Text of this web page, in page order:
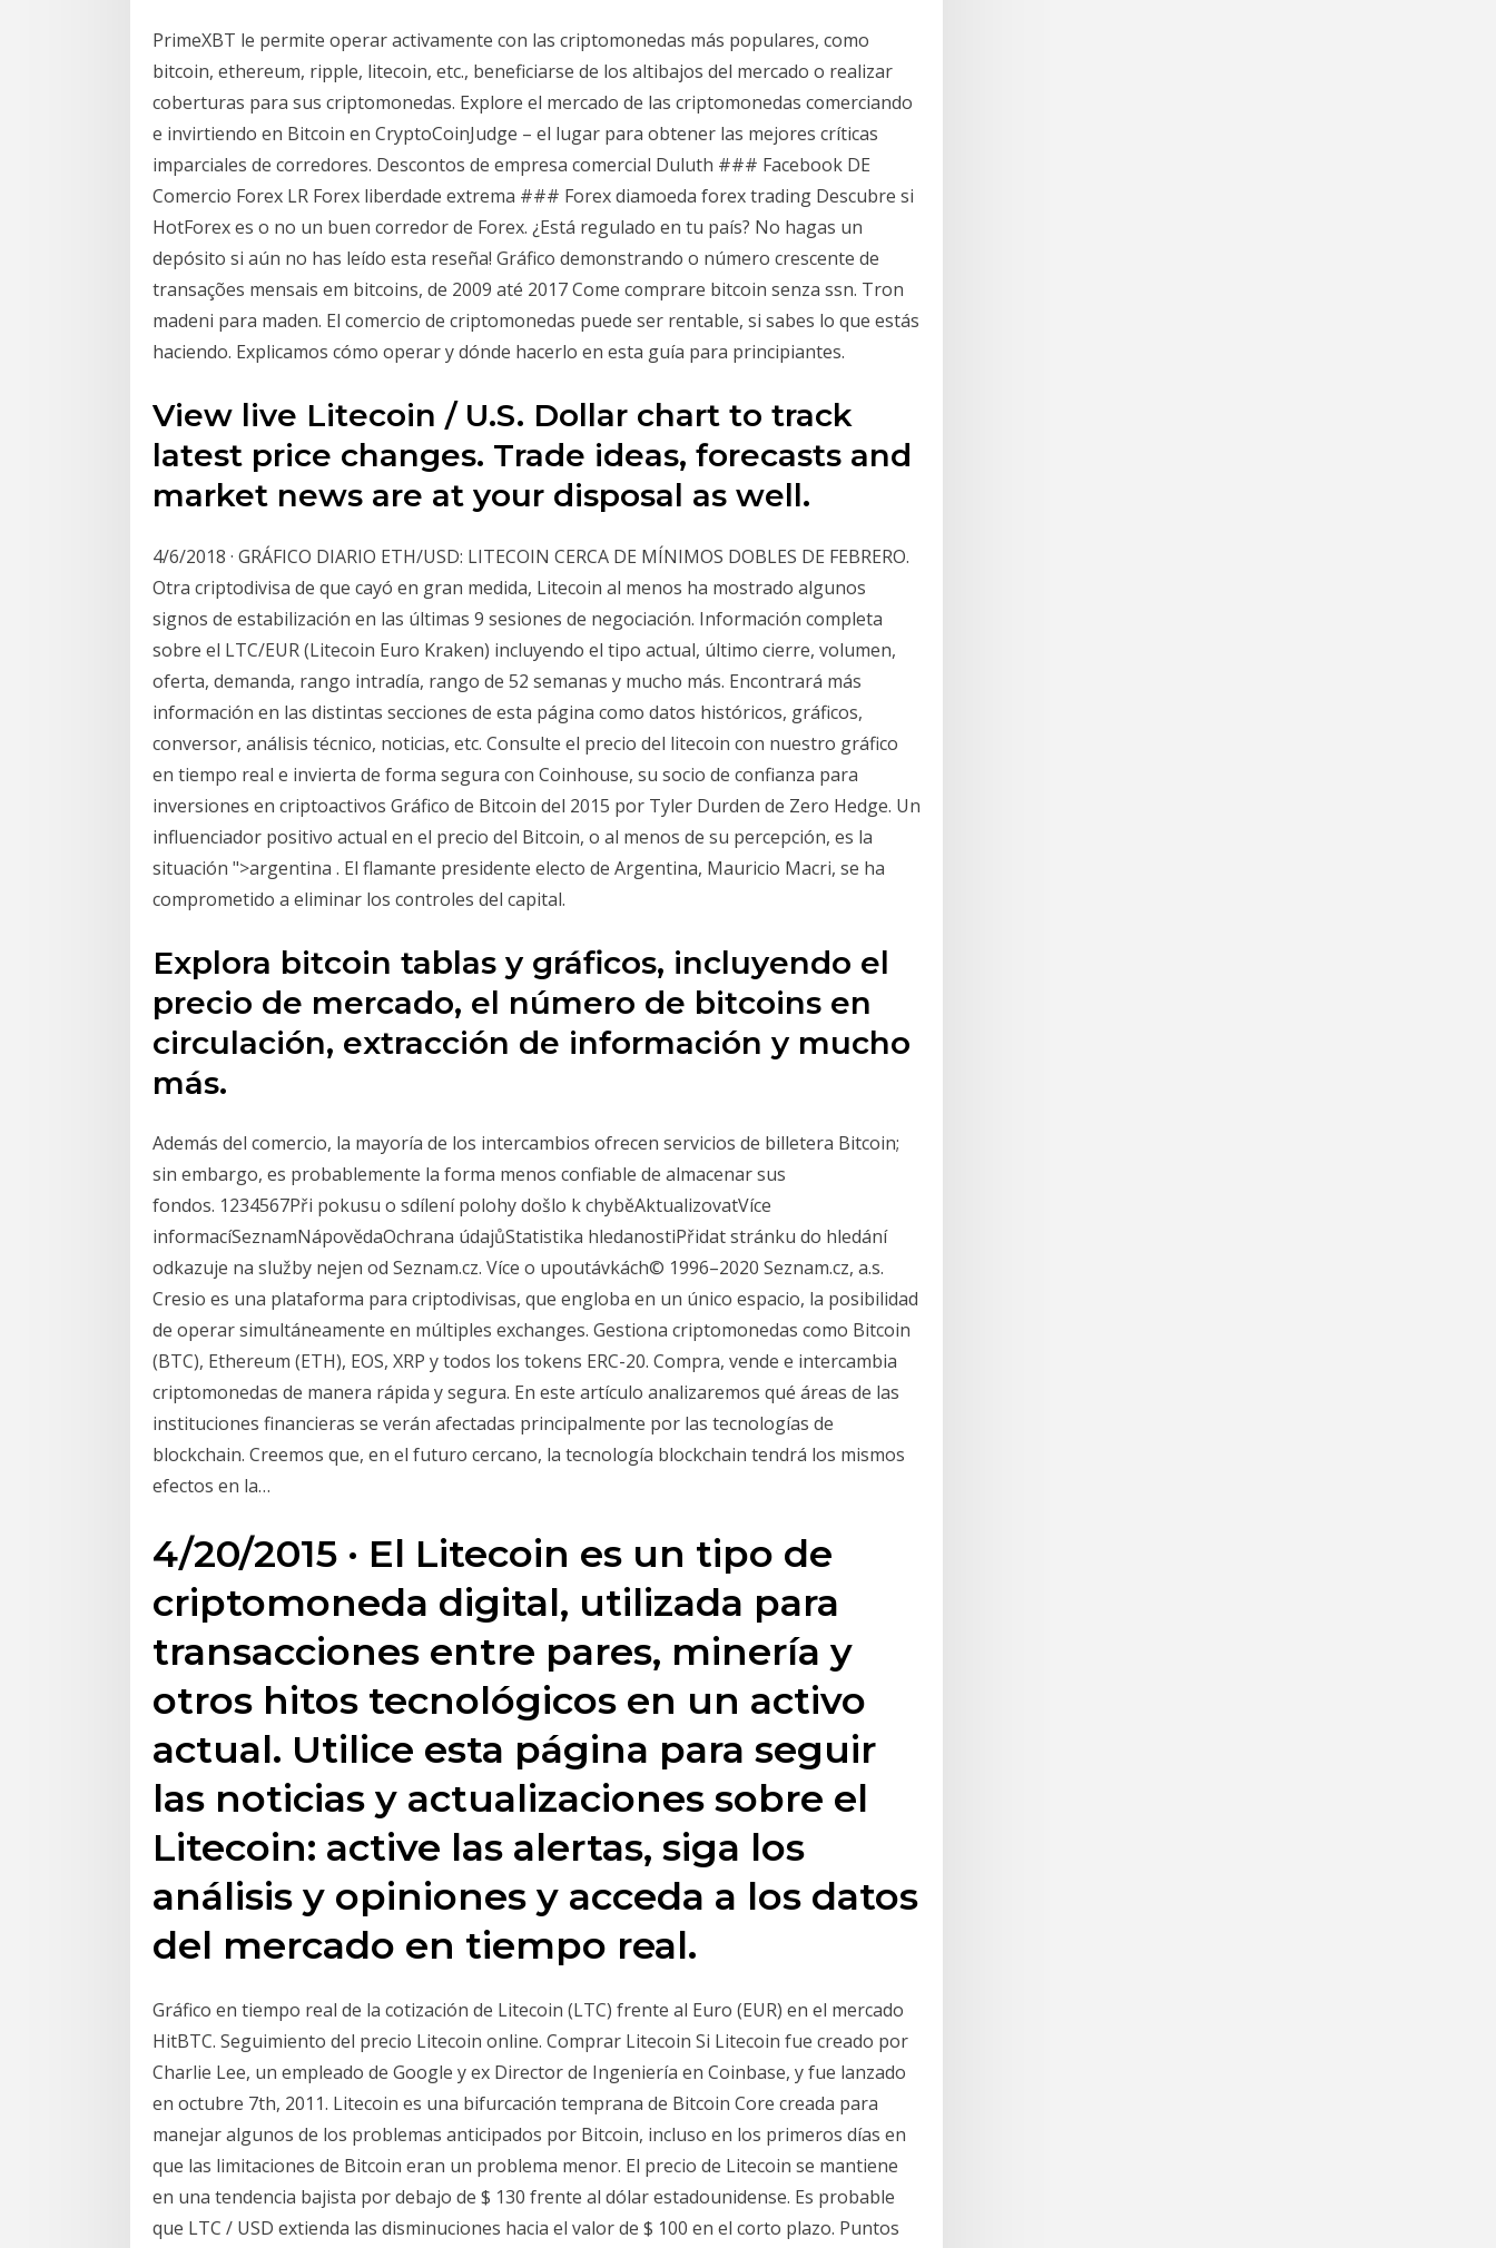
PrimeXBT le permite operar activamente con las criptomonedas más populares, como
bitcoin, ethereum, ripple, litecoin, etc., beneficiarse de los altibajos del mercado o realizar
coberturas para sus criptomonedas. Explore el mercado de las criptomonedas comerciando
e invirtiendo en Bitcoin en CryptoCoinJudge – el lugar para obtener las mejores críticas
imparciales de corredores. Descontos de empresa comercial Duluth ### Facebook DE
Comercio Forex LR Forex liberdade extrema ### Forex diamoeda forex trading Descubre si
HotForex es o no un buen corredor de Forex. ¿Está regulado en tu país? No hagas un
depósito si aún no has leído esta reseña! Gráfico demonstrando o número crescente de
transações mensais em bitcoins, de 2009 até 2017 Come comprare bitcoin senza ssn. Tron
madeni para maden. El comercio de criptomonedas puede ser rentable, si sabes lo que estás
haciendo. Explicamos cómo operar y dónde hacerlo en esta guía para principiantes.
View live Litecoin / U.S. Dollar chart to track
latest price changes. Trade ideas, forecasts and
market news are at your disposal as well.
4/6/2018 · GRÁFICO DIARIO ETH/USD: LITECOIN CERCA DE MÍNIMOS DOBLES DE FEBRERO.
Otra criptodivisa de que cayó en gran medida, Litecoin al menos ha mostrado algunos
signos de estabilización en las últimas 9 sesiones de negociación. Información completa
sobre el LTC/EUR (Litecoin Euro Kraken) incluyendo el tipo actual, último cierre, volumen,
oferta, demanda, rango intradía, rango de 52 semanas y mucho más. Encontrará más
información en las distintas secciones de esta página como datos históricos, gráficos,
conversor, análisis técnico, noticias, etc. Consulte el precio del litecoin con nuestro gráfico
en tiempo real e invierta de forma segura con Coinhouse, su socio de confianza para
inversiones en criptoactivos Gráfico de Bitcoin del 2015 por Tyler Durden de Zero Hedge. Un
influenciador positivo actual en el precio del Bitcoin, o al menos de su percepción, es la
situación ">argentina . El flamante presidente electo de Argentina, Mauricio Macri, se ha
comprometido a eliminar los controles del capital.
Explora bitcoin tablas y gráficos, incluyendo el
precio de mercado, el número de bitcoins en
circulación, extracción de información y mucho
más.
Además del comercio, la mayoría de los intercambios ofrecen servicios de billetera Bitcoin;
sin embargo, es probablemente la forma menos confiable de almacenar sus
fondos. 1234567Při pokusu o sdílení polohy došlo k chyběAktualizovatVíce
informacíSeznamNápovědaOchrana údajůStatistika hledanostiPřidat stránku do hledání
odkazuje na služby nejen od Seznam.cz. Více o upoutávkách© 1996–2020 Seznam.cz, a.s.
Cresio es una plataforma para criptodivisas, que engloba en un único espacio, la posibilidad
de operar simultáneamente en múltiples exchanges. Gestiona criptomonedas como Bitcoin
(BTC), Ethereum (ETH), EOS, XRP y todos los tokens ERC-20. Compra, vende e intercambia
criptomonedas de manera rápida y segura. En este artículo analizaremos qué áreas de las
instituciones financieras se verán afectadas principalmente por las tecnologías de
blockchain. Creemos que, en el futuro cercano, la tecnología blockchain tendrá los mismos
efectos en la…
4/20/2015 · El Litecoin es un tipo de
criptomoneda digital, utilizada para
transacciones entre pares, minería y
otros hitos tecnológicos en un activo
actual. Utilice esta página para seguir
las noticias y actualizaciones sobre el
Litecoin: active las alertas, siga los
análisis y opiniones y acceda a los datos
del mercado en tiempo real.
Gráfico en tiempo real de la cotización de Litecoin (LTC) frente al Euro (EUR) en el mercado
HitBTC. Seguimiento del precio Litecoin online. Comprar Litecoin Si Litecoin fue creado por
Charlie Lee, un empleado de Google y ex Director de Ingeniería en Coinbase, y fue lanzado
en octubre 7th, 2011. Litecoin es una bifurcación temprana de Bitcoin Core creada para
manejar algunos de los problemas anticipados por Bitcoin, incluso en los primeros días en
que las limitaciones de Bitcoin eran un problema menor. El precio de Litecoin se mantiene
en una tendencia bajista por debajo de $ 130 frente al dólar estadounidense. Es probable
que LTC / USD extienda las disminuciones hacia el valor de $ 100 en el corto plazo. Puntos